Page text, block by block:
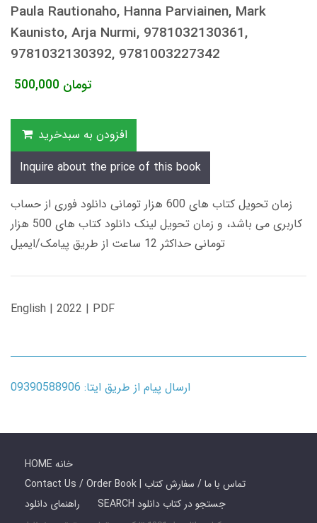
Paula Rautionaho, Hanna Parviainen, Mark
Kaunisto, Arja Nurmi, 9781032130361,
9781032130392, 9781003227342
500,000 تومان
افزودن به سبدخرید
Inquire about the price of this book
زمان تحویل کتاب های 600 هزار تومانی دانلود فوری از حساب
کاربری می باشد، و زمان تحویل لینک دانلود کتاب های 500 هزار
تومانی حداکثر 12 ساعت از طریق پیامک/ایمیل
English | 2022 | PDF
ارسال پیام از طریق ایتا: 09390588906
HOME خانه
Contact Us / Order Book | تماس با ما / سفارش کتاب
راهنمای دانلود
SEARCH جستجو در کتاب دانلود